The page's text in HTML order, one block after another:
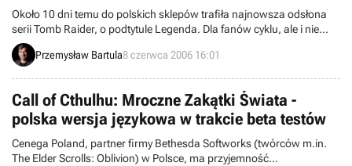
Około 10 dni temu do polskich sklepów trafiła najnowsza odsłona
serii Tomb Raider, o podtytule Legenda. Dla fanów cyklu, ale i nie
tylko, było to duże wydarzenie, gdyż już wcześniej zachodnie serwisy
okrzyknęły tą edycję, siódmą już z rzędu, najlepszą z przygód Lary.
Przemysław Bartula8 czerwca 2006 16:01
Call of Cthulhu: Mroczne Zakątki Świata -
polska wersja językowa w trakcie beta testów
Cenega Poland, partner firmy Bethesda Softworks (twórców m.in.
The Elder Scrolls: Oblivion) w Polsce, ma przyjemność